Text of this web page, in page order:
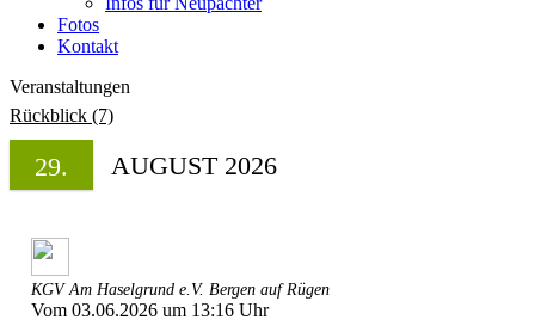
Fotos
Kontakt
Veranstaltungen
Rückblick (7)
29. AUGUST 2026
KGV Am Haselgrund e.V. Bergen auf Rügen
Vom 03.06.2026 um 13:16 Uhr